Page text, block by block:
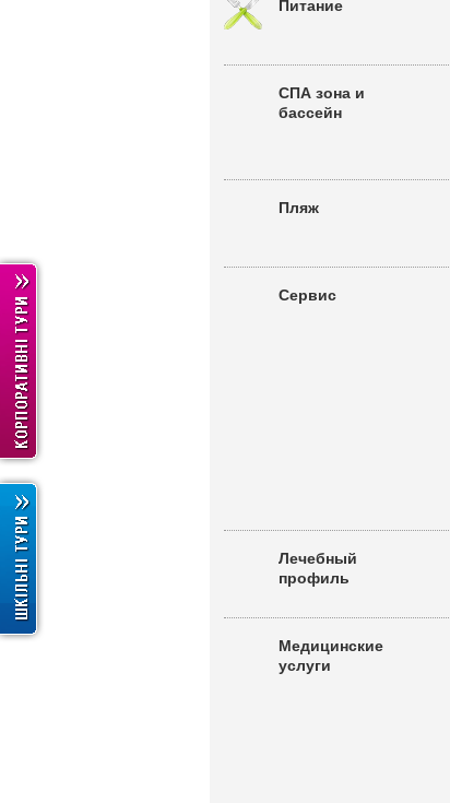
Питание
СПА зона и
бассейн
Пляж
Сервис
Лечебный
профиль
Медицинские
услуги